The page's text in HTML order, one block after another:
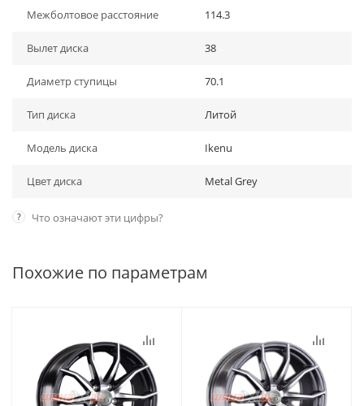
Межболтовое расстояние 114.3
Вылет диска 38
Диаметр ступицы 70.1
Тип диска Литой
Модель диска Ikenu
Цвет диска Metal Grey
? Что означают эти цифры?
Похожие по параметрам